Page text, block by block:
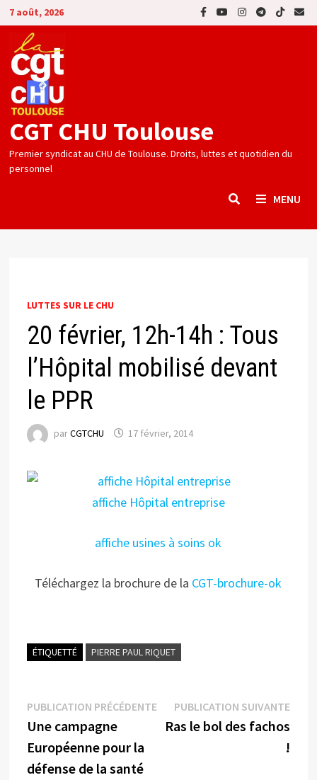
Passer
au
contenu
7 août, 2026
CGT CHU Toulouse
Premier syndicat au CHU de Toulouse. Droits, luttes et quotidien du
personnel
MENU
LUTTES SUR LE CHU
20 février, 12h-14h : Tous
l’Hôpital mobilisé devant
le PPR
parCGTCHU 17 février, 2014
affiche Hôpital entreprise
affiche usines à soins ok
Téléchargez la brochure de la CGT-brochure-ok
ÉTIQUETTÉ PIERRE PAUL RIQUET
Navigation
de
l’article
PUBLICATION PRÉCÉDENTEPublication
précédente :
Une campagne
Européenne pour la
défense de la santé
PUBLICATION SUIVANTE
Ras le bol des fachos
!